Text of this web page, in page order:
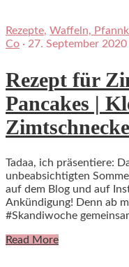
Rezepte, Waffeln,
Co · 27. September 2020
Rezept für
Pancakes |
Tadaa, ich präsentiere:
unbeabsichtigten
auf dem Blog und auf
Ankündigung! Denn ab
#Skandiwoche
Read More